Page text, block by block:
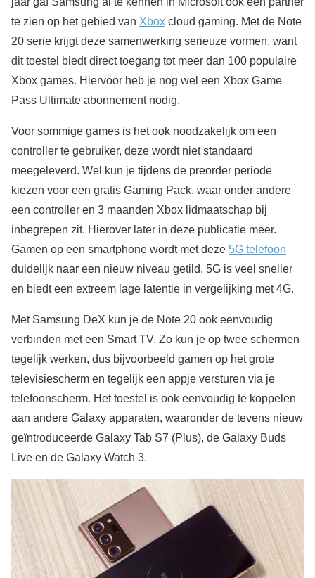
te zien op het gebied van Xbox cloud gaming. Met de Note
20 serie krijgt deze samenwerking serieuze vormen, want
dit toestel biedt direct toegang tot meer dan 100 populaire
Xbox games. Hiervoor heb je nog wel een Xbox Game
Pass Ultimate abonnement nodig.
Voor sommige games is het ook noodzakelijk om een
controller te gebruiker, deze wordt niet standaard
meegeleverd. Wel kun je tijdens de preorder periode
kiezen voor een gratis Gaming Pack, waar onder andere
een controller en 3 maanden Xbox lidmaatschap bij
inbegrepen zit. Hierover later in deze publicatie meer.
Gamen op een smartphone wordt met deze 5G telefoon
duidelijk naar een nieuw niveau getild, 5G is veel sneller
en biedt een extreem lage latentie in vergelijking met 4G.
Met Samsung DeX kun je de Note 20 ook eenvoudig
verbinden met een Smart TV. Zo kun je op twee schermen
tegelijk werken, dus bijvoorbeeld gamen op het grote
televisiescherm en tegelijk een appje versturen via je
telefoonscherm. Het toestel is ook eenvoudig te koppelen
aan andere Galaxy apparaten, waaronder de tevens nieuw
geïntroduceerde Galaxy Tab S7 (Plus), de Galaxy Buds
Live en de Galaxy Watch 3.